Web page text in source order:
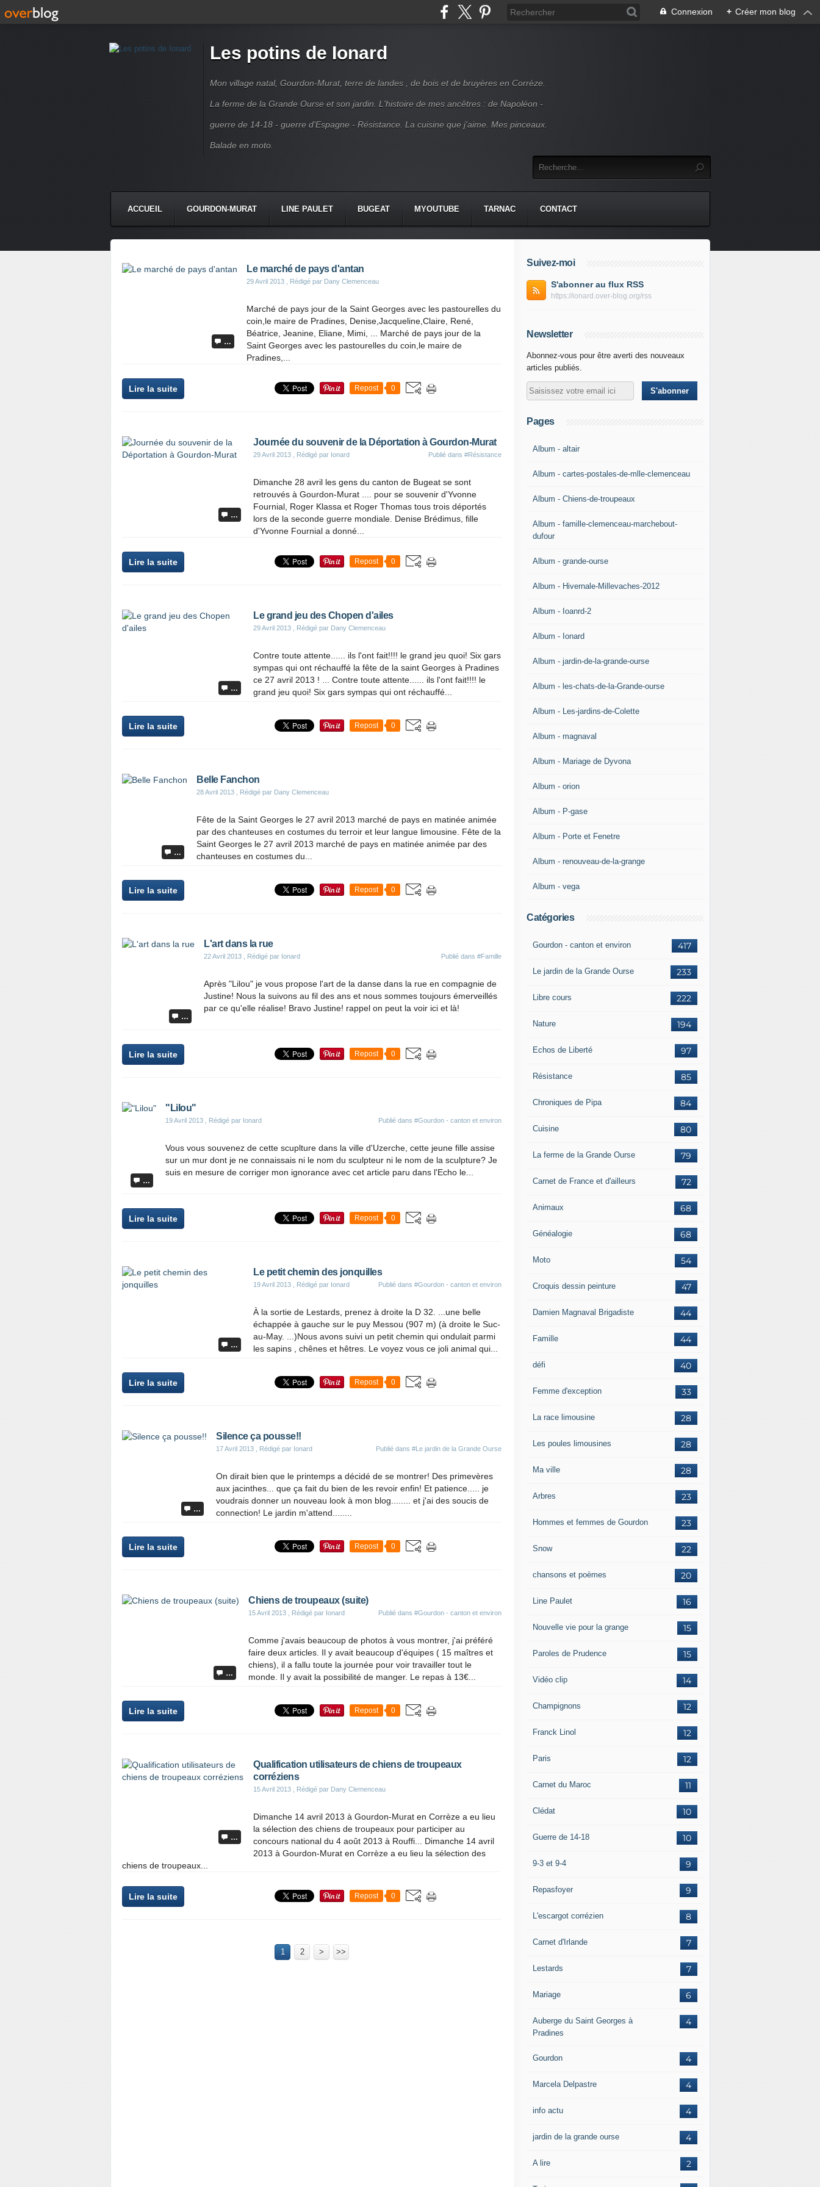
Connexion + Créer mon blog
Les potins de Ionard
Mon village natal, Gourdon-Murat, terre de landes , de bois et de bruyères en Corrèze.
La ferme de la Grande Ourse et son jardin. L'histoire de mes ancêtres : de Napoléon -
guerre de 14-18 - guerre d'Espagne - Résistance. La cuisine que j'aime. Mes pinceaux.
Balade en moto.
ACCUEIL GOURDON-MURAT LINE PAULET BUGEAT MYOUTUBE TARNAC CONTACT
…
Le marché de pays d'antan
29 Avril 2013 , Rédigé par Dany Clemenceau
Marché de pays jour de la Saint Georges avec les pastourelles du
coin,le maire de Pradines, Denise,Jacqueline,Claire, René,
Béatrice, Jeanine, Eliane, Mimi, ... Marché de pays jour de la
Saint Georges avec les pastourelles du coin,le maire de
Pradines,...
Lire la suite Repost 0
…
Journée du souvenir de la Déportation à Gourdon-Murat
29 Avril 2013 , Rédigé par Ionard Publié dans #Résistance
Dimanche 28 avril les gens du canton de Bugeat se sont
retrouvés à Gourdon-Murat .... pour se souvenir d'Yvonne
Fournial, Roger Klassa et Roger Thomas tous trois déportés
lors de la seconde guerre mondiale. Denise Brédimus, fille
d'Yvonne Fournial a donné...
Lire la suite Repost 0
…
Le grand jeu des Chopen d'ailes
29 Avril 2013 , Rédigé par Dany Clemenceau
Contre toute attente...... ils l'ont fait!!!! le grand jeu quoi! Six gars
sympas qui ont réchauffé la fête de la saint Georges à Pradines
ce 27 avril 2013 ! ... Contre toute attente...... ils l'ont fait!!!! le
grand jeu quoi! Six gars sympas qui ont réchauffé...
Lire la suite Repost 0
…
Belle Fanchon
28 Avril 2013 , Rédigé par Dany Clemenceau
Fête de la Saint Georges le 27 avril 2013 marché de pays en matinée animée
par des chanteuses en costumes du terroir et leur langue limousine. Fête de la
Saint Georges le 27 avril 2013 marché de pays en matinée animée par des
chanteuses en costumes du...
Lire la suite Repost 0
…
L'art dans la rue
22 Avril 2013 , Rédigé par Ionard Publié dans #Famille
Après "Lilou" je vous propose l'art de la danse dans la rue en compagnie de
Justine! Nous la suivons au fil des ans et nous sommes toujours émerveillés
par ce qu'elle réalise! Bravo Justine! rappel on peut la voir ici et là!
Lire la suite Repost 0
…
"Lilou"
19 Avril 2013 , Rédigé par Ionard Publié dans #Gourdon - canton et environ
Vous vous souvenez de cette scuplture dans la ville d'Uzerche, cette jeune fille assise
sur un mur dont je ne connaissais ni le nom du sculpteur ni le nom de la sculpture? Je
suis en mesure de corriger mon ignorance avec cet article paru dans l'Echo le...
Lire la suite Repost 0
…
Le petit chemin des jonquilles
19 Avril 2013 , Rédigé par Ionard Publié dans #Gourdon - canton et environ
À la sortie de Lestards, prenez à droite la D 32. ...une belle
échappée à gauche sur le puy Messou (907 m) (à droite le Suc-
au-May. ...)Nous avons suivi un petit chemin qui ondulait parmi
les sapins , chênes et hêtres. Le voyez vous ce joli animal qui...
Lire la suite Repost 0
…
Silence ça pousse!!
17 Avril 2013 , Rédigé par Ionard Publié dans #Le jardin de la Grande Ourse
On dirait bien que le printemps a décidé de se montrer! Des primevères
aux jacinthes... que ça fait du bien de les revoir enfin! Et patience..... je
voudrais donner un nouveau look à mon blog........ et j'ai des soucis de
connection! Le jardin m'attend........
Lire la suite Repost 0
…
Chiens de troupeaux (suite)
15 Avril 2013 , Rédigé par Ionard Publié dans #Gourdon - canton et environ
Comme j'avais beaucoup de photos à vous montrer, j'ai préféré
faire deux articles. Il y avait beaucoup d'équipes ( 15 maîtres et
chiens), il a fallu toute la journée pour voir travailler tout le
monde. Il y avait la possibilité de manger. Le repas à 13€...
Lire la suite Repost 0
…
Qualification utilisateurs de chiens de troupeaux
corréziens
15 Avril 2013 , Rédigé par Dany Clemenceau
Dimanche 14 avril 2013 à Gourdon-Murat en Corrèze a eu lieu
la sélection des chiens de troupeaux pour participer au
concours national du 4 août 2013 à Rouffi... Dimanche 14 avril
2013 à Gourdon-Murat en Corrèze a eu lieu la sélection des
chiens de troupeaux...
Lire la suite Repost 0
1 2 > >>
Suivez-moi
S'abonner au flux RSS
https://ionard.over-blog.org/rss
Newsletter
Abonnez-vous pour être averti des nouveaux
articles publiés.
Pages
Album - altair
Album - cartes-postales-de-mlle-clemenceau
Album - Chiens-de-troupeaux
Album - famille-clemenceau-marchebout-
dufour
Album - grande-ourse
Album - Hivernale-Millevaches-2012
Album - Ioanrd-2
Album - Ionard
Album - jardin-de-la-grande-ourse
Album - les-chats-de-la-Grande-ourse
Album - Les-jardins-de-Colette
Album - magnaval
Album - Mariage de Dyvona
Album - orion
Album - P-gase
Album - Porte et Fenetre
Album - renouveau-de-la-grange
Album - vega
Catégories
417
Gourdon - canton et environ
233
Le jardin de la Grande Ourse
222
Libre cours
194
Nature
97
Echos de Liberté
85
Résistance
84
Chroniques de Pipa
80
Cuisine
79
La ferme de la Grande Ourse
72
Carnet de France et d'ailleurs
68
Animaux
68
Généalogie
54
Moto
47
Croquis dessin peinture
44
Damien Magnaval Brigadiste
44
Famille
40
défi
33
Femme d'exception
28
La race limousine
28
Les poules limousines
28
Ma ville
23
Arbres
23
Hommes et femmes de Gourdon
22
Snow
20
chansons et poèmes
16
Line Paulet
15
Nouvelle vie pour la grange
15
Paroles de Prudence
14
Vidéo clip
12
Champignons
12
Franck Linol
12
Paris
11
Carnet du Maroc
10
Clédat
10
Guerre de 14-18
9
9-3 et 9-4
9
Repasfoyer
8
L'escargot corrézien
7
Carnet d'Irlande
7
Lestards
6
Mariage
4
Auberge du Saint Georges à
Pradines
4
Gourdon
4
Marcela Delpastre
4
info actu
4
jardin de la grande ourse
2
A lire